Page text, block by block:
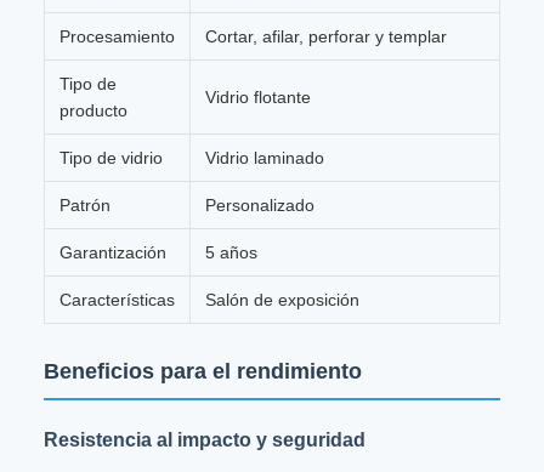
Procesamiento Cortar, afilar, perforar y templar
Tipo de
producto
Vidrio flotante
Tipo de vidrio Vidrio laminado
Patrón Personalizado
Garantización 5 años
Características Salón de exposición
Beneficios para el rendimiento
Resistencia al impacto y seguridad